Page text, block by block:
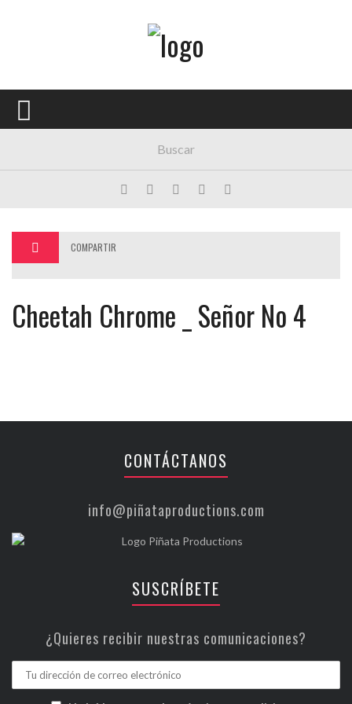
PORTADA
FESTIVALES
EXPOSICIONES
HISTORIAS
COMPARTIR
Cheetah Chrome _ Señor No 4
CONTÁCTANOS
info@piñataproductions.com
SUSCRÍBETE
¿Quieres recibir nuestras comunicaciones?